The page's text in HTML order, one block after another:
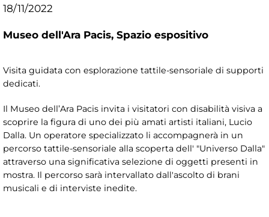
18/11/2022
Museo dell'Ara Pacis, Spazio espositivo
Visita guidata con esplorazione tattile-sensoriale di supporti
dedicati.
Il Museo dell’Ara Pacis invita i visitatori con disabilità visiva a
scoprire la figura di uno dei più amati artisti italiani, Lucio
Dalla. Un operatore specializzato li accompagnerà in un
percorso tattile-sensoriale alla scoperta dell' "Universo Dalla"
attraverso una significativa selezione di oggetti presenti in
mostra. Il percorso sarà intervallato dall'ascolto di brani
musicali e di interviste inedite.